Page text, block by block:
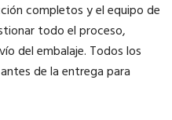
completos y el equipo de
todo el proceso,
del embalaje. Todos los
de la entrega para